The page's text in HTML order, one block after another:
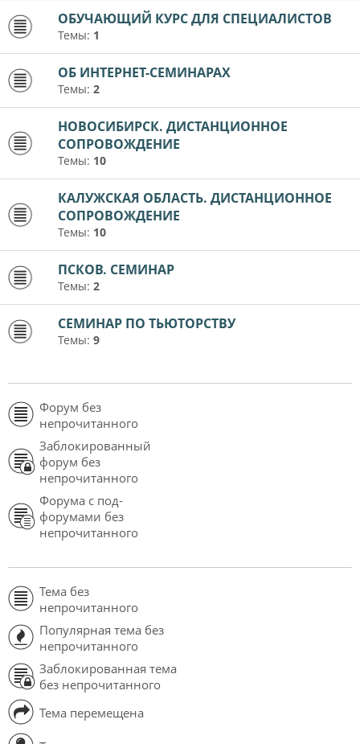
ОБУЧАЮЩИЙ КУРС ДЛЯ СПЕЦИАЛИСТОВ
Темы: 1
ОБ ИНТЕРНЕТ-СЕМИНАРАХ
Темы: 2
НОВОСИБИРСК. ДИСТАНЦИОННОЕ
СОПРОВОЖДЕНИЕ
Темы: 10
КАЛУЖСКАЯ ОБЛАСТЬ. ДИСТАНЦИОННОЕ
СОПРОВОЖДЕНИЕ
Темы: 10
ПСКОВ. СЕМИНАР
Темы: 2
СЕМИНАР ПО ТЬЮТОРСТВУ
Темы: 9
Форум без
непрочитанного
Заблокированный
форум без
непрочитанного
Форума с под-
форумами без
непрочитанного
Тема без
непрочитанного
Популярная тема без
непрочитанного
Заблокированная тема
без непрочитанного
Тема перемещена